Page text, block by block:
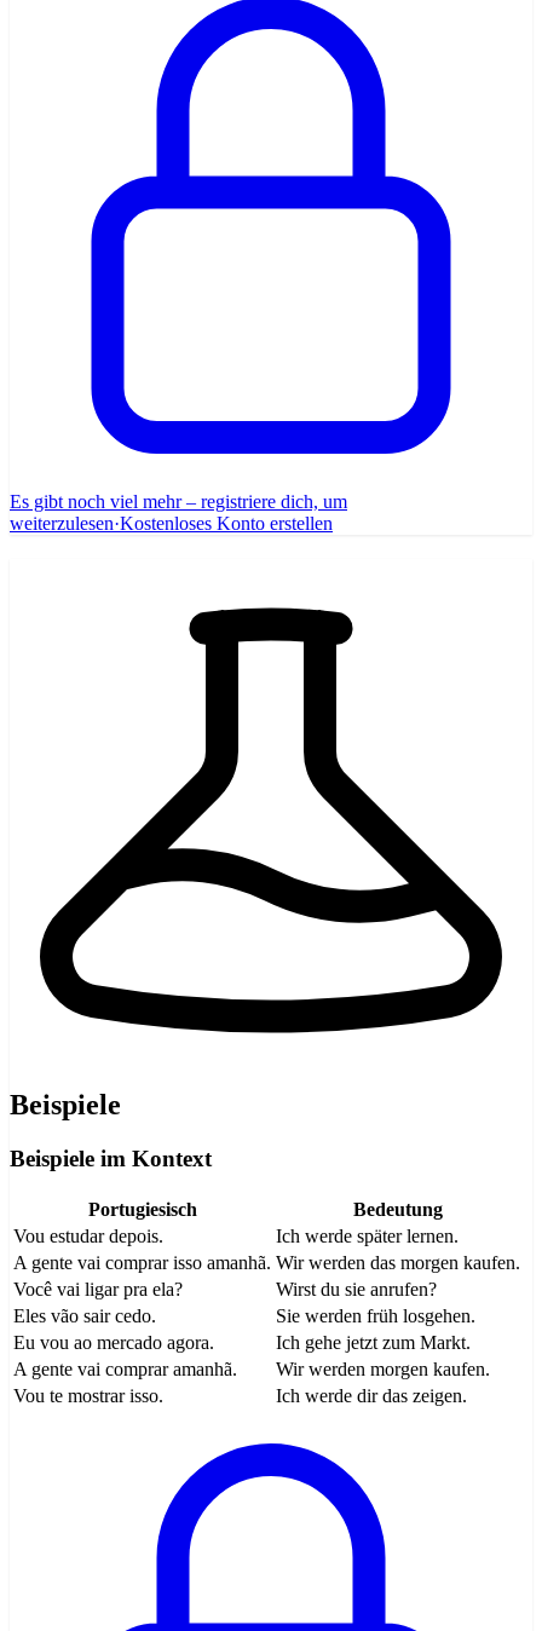
Es gibt noch viel mehr – registriere dich, um
weiterzulesen·Kostenloses Konto erstellen
Beispiele
Beispiele im Kontext
Portugiesisch
Bedeutung
Vou estudar depois.
Ich werde später lernen.
A gente vai comprar isso amanhã. Wir werden das morgen kaufen.
Você vai ligar pra ela?
Wirst du sie anrufen?
Eles vão sair cedo.
Sie werden früh losgehen.
Eu vou ao mercado agora.
Ich gehe jetzt zum Markt.
A gente vai comprar amanhã.
Wir werden morgen kaufen.
Vou te mostrar isso.
Ich werde dir das zeigen.